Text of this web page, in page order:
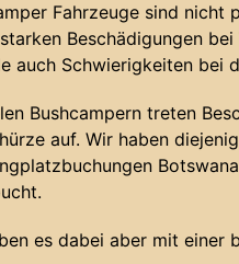
Fahrzeuge sind
Beschädigungen
auch Schwierigkeiten bei
Bushcampern treten
auf. Wir haben
es dabei aber mit einer